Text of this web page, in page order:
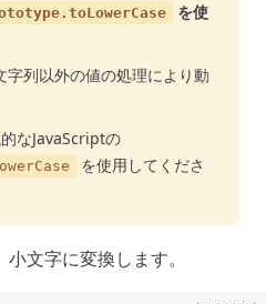
を使
字列以外の値の処理により動
なJavaScriptの
を使用してくださ
文字に変換します。